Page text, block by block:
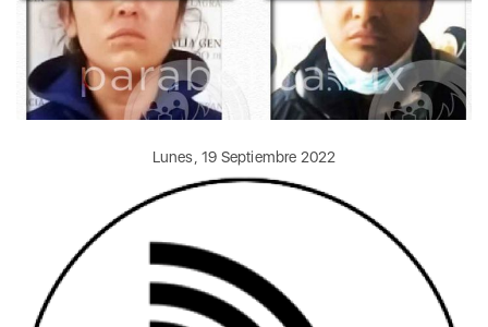
Lunes, 19 Septiembre 2022